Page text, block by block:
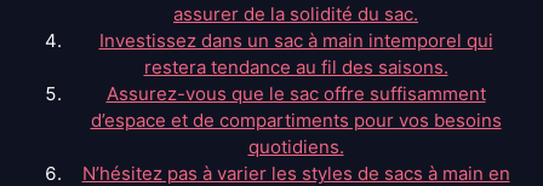
assurer de la solidité du sac.
Investissez dans un sac à main intemporel qui
restera tendance au fil des saisons.
Assurez-vous que le sac offre suffisamment
d’espace et de compartiments pour vos besoins
quotidiens.
N’hésitez pas à varier les styles de sacs à main en